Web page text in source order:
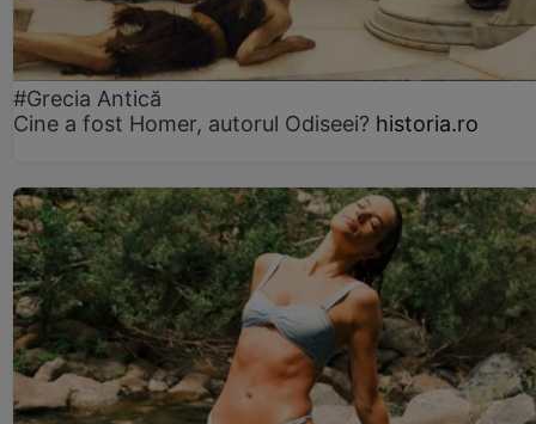
#Grecia Antică
Cine a fost Homer, autorul Odiseei? historia.ro